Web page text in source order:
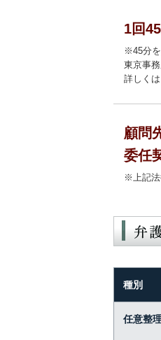
1回
※45分を
東京事
詳しくは
顧問
委任
※上記法
種別
任意整